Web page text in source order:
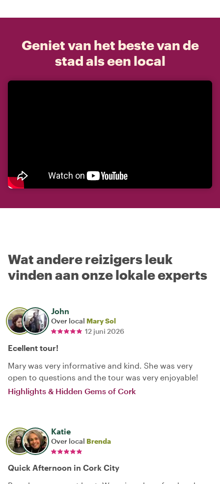
Geniet van het beste van de
stad als een local
Wat andere reizigers leuk
vinden aan onze lokale experts
John
Over local Mary Sol
12 juni 2026
Ecellent tour!
Mary was very informative and kind. She was very
open to questions and the tour was very enjoyable!
Highlights & Hidden Gems of Cork
Katie
Over local Brenda
Quick Afternoon in Cork City